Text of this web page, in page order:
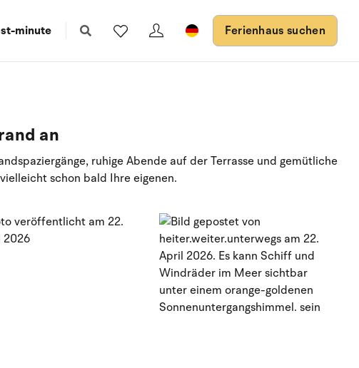
minute Ferienhaus suchen
an
ruhige Abende auf der Terrasse und gemütliche
schon bald Ihre eigenen.